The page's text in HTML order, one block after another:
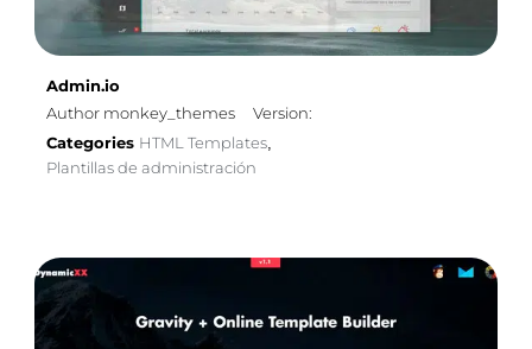
Admin.io
Author monkey_themes
Version:
Categories HTML Templates
Plantillas de administración